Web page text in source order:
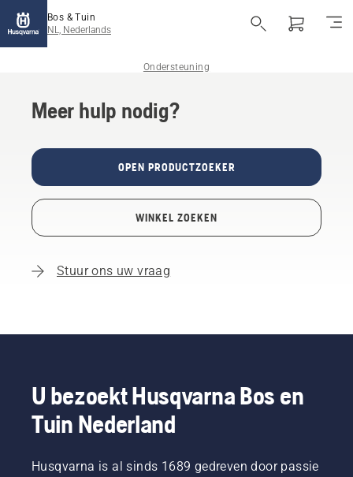
Bos & Tuin
NL, Nederlands
Ondersteuning
Meer hulp nodig?
OPEN PRODUCTZOEKER
WINKEL ZOEKEN
Stuur ons uw vraag
U bezoekt Husqvarna Bos en
Tuin Nederland
Husqvarna is al sinds 1689 gedreven door passie